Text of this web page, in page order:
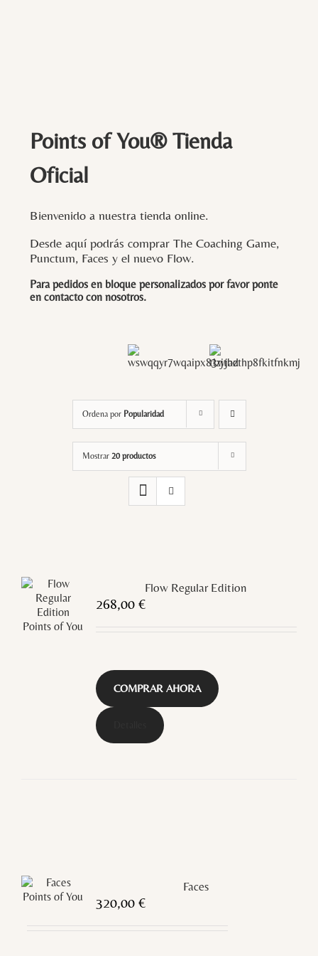
Points of You® Tienda
Oficial
Bienvenido a nuestra tienda online.
Desde aquí podrás comprar The Coaching Game,
Punctum, Faces y el nuevo Flow.
Para pedidos en bloque personalizados por favor ponte
en contacto con nosotros.
Ordena por Popularidad
Mostrar 20 productos
Flow Regular Edition
268,00 €
COMPRAR AHORA
Faces
320,00 €